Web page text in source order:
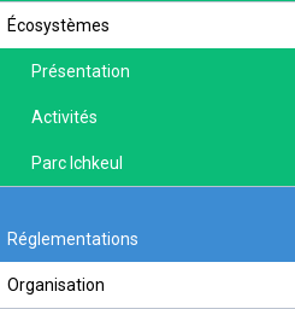
Écosystèmes
Présentation
Activités
Parc Ichkeul
Réglementations
Organisation